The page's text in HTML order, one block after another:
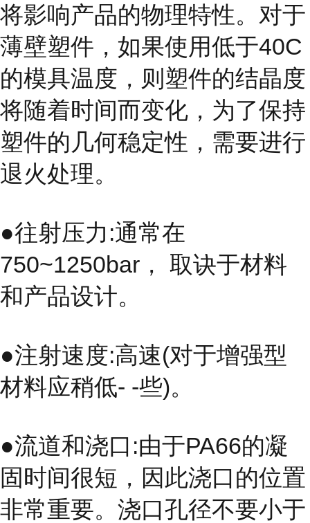
将影响产品的物理特性。对于
薄壁塑件，如果使用低于40C
的模具温度，则塑件的结晶度
将随着时间而变化，为了保持
塑件的几何稳定性，需要进行
退火处理。
●往射压力:通常在
750~1250bar， 取诀于材料
和产品设计。
●注射速度:高速(对于增强型
材料应稍低- -些)。
●流道和浇口:由于PA66的凝
固时间很短，因此浇口的位置
非常重要。浇口孔径不要小于